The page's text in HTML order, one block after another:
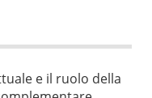
e il ruolo della